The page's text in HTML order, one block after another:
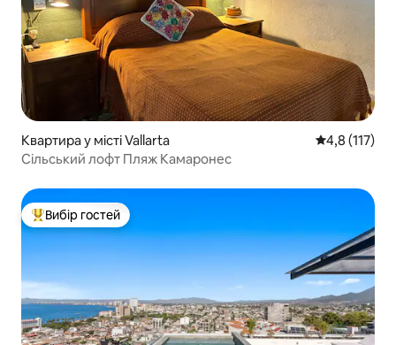
Квартира у місті Vallarta Середня
4,8 (117)
Сільський лофт Пляж Камаронес
Топ вибір гостей
Вибір гостей